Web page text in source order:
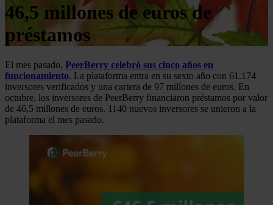
46,5 millones de euros de
préstamos
El mes pasado, PeerBerry celebró sus cinco años en
funcionamiento. La plataforma entra en su sexto año con 61.174
inversores verificados y una cartera de 97 millones de euros. En
octubre, los inversores de PeerBerry financiaron préstamos por valor
de 46,5 millones de euros. 1140 nuevos inversores se unieron a la
plataforma el mes pasado.